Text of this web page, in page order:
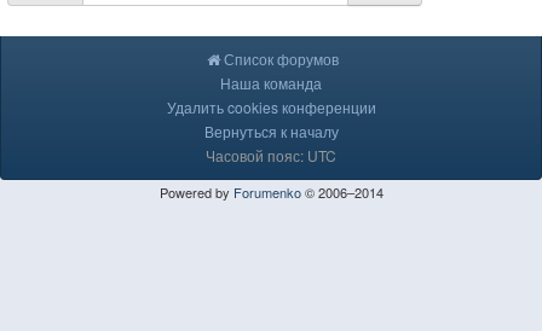
Список форумов
Наша команда
Удалить cookies конференции
Вернуться к началу
Часовой пояс: UTC
Powered by Forumenko© 2006–2014